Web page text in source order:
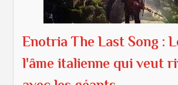
Enotria The Last Song :
l'âme italienne qui veut